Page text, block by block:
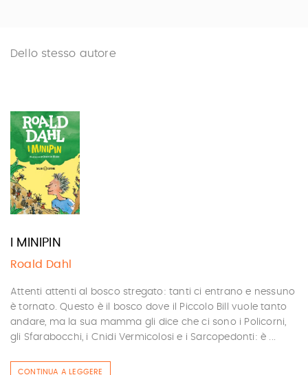
Dello stesso autore
I MINIPIN
Roald Dahl
Attenti attenti al bosco stregato: tanti ci entrano e nessuno
è tornato. Questo è il bosco dove il Piccolo Bill vuole tanto
andare, ma la sua mamma gli dice che ci sono i Policorni,
gli Sfarabocchi, i Cnidi Vermicolosi e i Sarcopedonti: è ...
CONTINUA A LEGGERE